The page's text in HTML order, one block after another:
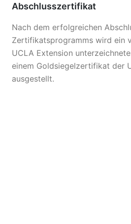
Abschlusszertifikat
Nach dem erfolgreichen
Zertifikatsprogramms wird ein
UCLA Extension
einem Goldsiegelzertifikat der
ausgestellt.